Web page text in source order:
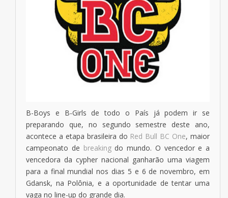
B-Boys e B-Girls de todo o País já podem ir se
preparando que, no segundo semestre deste ano,
acontece a etapa brasileira do Red Bull BC One, maior
campeonato de breakingdo mundo. O vencedor e a
vencedora da cypher nacional ganharão uma viagem
para a final mundial nos dias 5 e 6 de novembro, em
Gdansk, na Polônia, e a oportunidade de tentar uma
vaga no line-up do grande dia.